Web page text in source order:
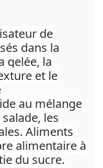
de
dans la
gelée, la
et le
au mélange
les
Aliments
alimentaire à
du sucre.